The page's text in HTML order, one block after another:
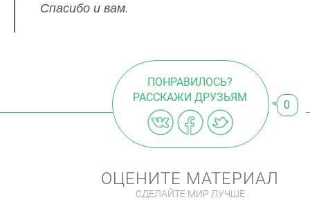
Спасибо и вам.
ПОНРАВИЛОСЬ?
РАССКАЖИ ДРУЗЬЯМ
0
ОЦЕНИТЕ МАТЕРИАЛ
СДЕЛАЙТЕ МИР ЛУЧШЕ